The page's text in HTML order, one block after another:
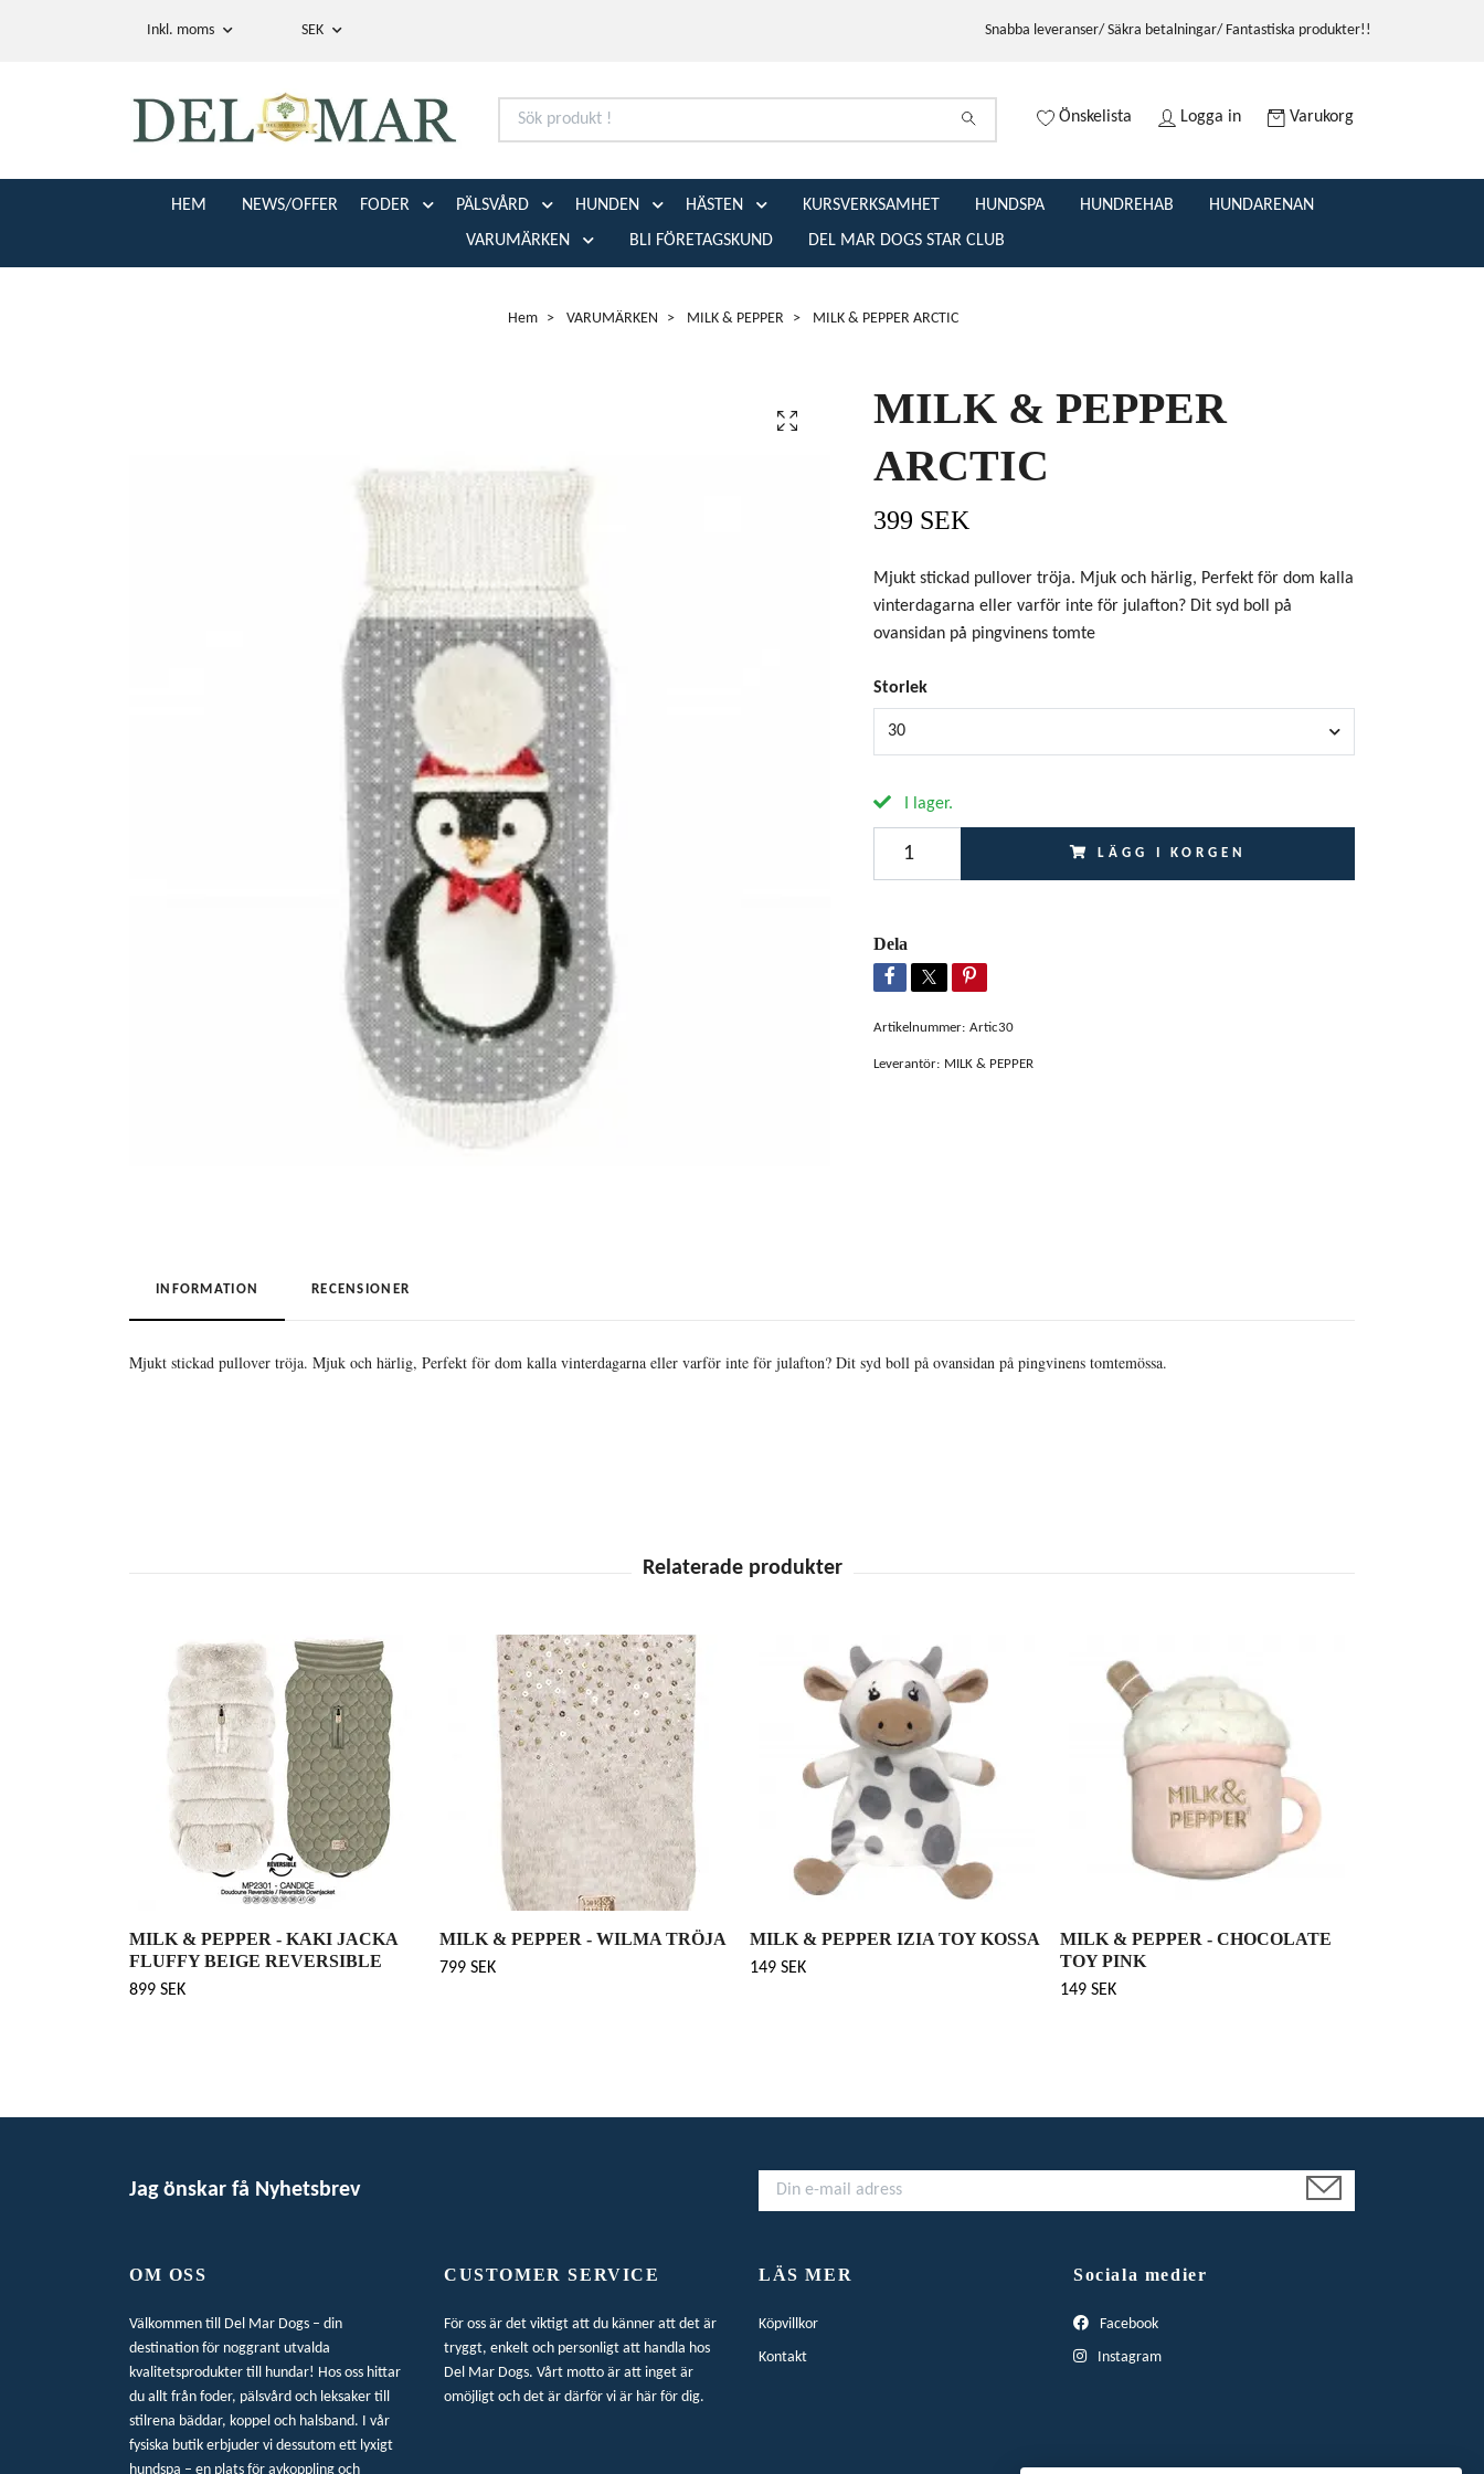
Inkl. moms SEK Snabba leveranser/ Säkra betalningar/ Fantastiska produkter!!
Önskelista Logga in Varukorg
HEM NEWS/OFFER FODER PÄLSVÅRD HUNDEN HÄSTEN KURSVERKSAMHET HUNDSPA HUNDREHAB
HUNDARENAN
VARUMÄRKEN
BLI FÖRETAGSKUND DEL MAR DOGS STAR CLUB
Hem VARUMÄRKEN MILK & PEPPER MILK & PEPPER ARCTIC
MILK & PEPPER
ARCTIC
399 SEK
Mjukt stickad pullover tröja. Mjuk och härlig, Perfekt för dom kalla
vinterdagarna eller varför inte för julafton? Dit syd boll på
ovansidan på pingvinens tomte
Storlek
30
I lager.
LÄGG I KORGEN
Dela
Artikelnummer: Artic30
Leverantör: MILK & PEPPER
INFORMATION RECENSIONER
Mjukt stickad pullover tröja. Mjuk och härlig, Perfekt för dom kalla vinterdagarna eller varför inte för julafton? Dit syd boll på ovansidan på pingvinens tomtemössa.
MILK & PEPPER - KAKI JACKA
FLUFFY BEIGE REVERSIBLE
899 SEK
MILK & PEPPER - WILMA TRÖJA
799 SEK
MILK & PEPPER IZIA TOY KOSSA
149 SEK
MILK & PEPPER - CHOCOLATE
TOY PINK
149 SEK
Jag önskar få Nyhetsbrev
OM OSS
Välkommen till Del Mar Dogs – din
destination för noggrant utvalda
kvalitetsprodukter till hundar! Hos oss hittar
du allt från foder, pälsvård och leksaker till
stilrena bäddar, koppel och halsband. I vår
fysiska butik erbjuder vi dessutom ett lyxigt
hundspa – en plats för avkoppling och
CUSTOMER SERVICE
För oss är det viktigt att du känner att det är
tryggt, enkelt och personligt att handla hos
Del Mar Dogs. Vårt motto är att inget är
omöjligt och det är därför vi är här för dig.
LÄS MER
Köpvillkor
Kontakt
Sociala medier
Facebook
Instagram